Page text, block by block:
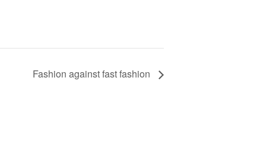
Fashion against fast fashion